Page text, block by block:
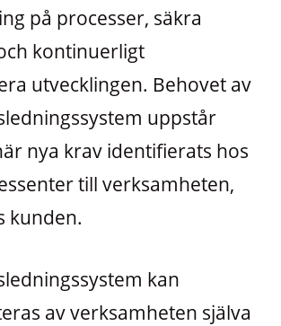
på processer, säkra
kontinuerligt
utvecklingen. Behovet av
uppstår
nya krav identifierats hos
till verksamheten,
kunden.
kan
av verksamheten själva